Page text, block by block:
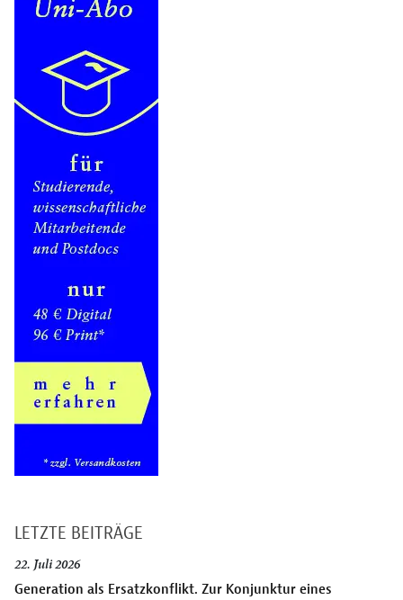
LETZTE BEITRÄGE
22. Juli 2026
Generation als Ersatzkonflikt. Zur Konjunktur eines